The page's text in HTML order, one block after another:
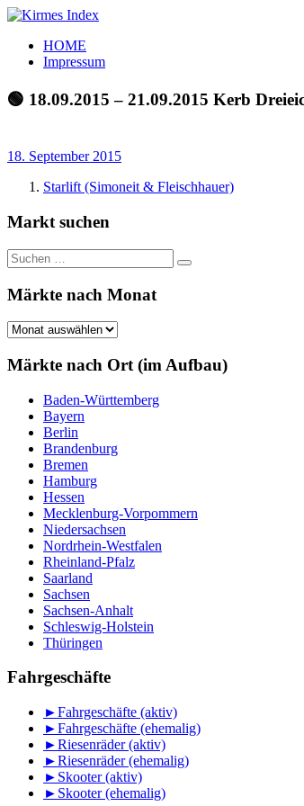
Zum
springen
Kirmes
Index
Tourpläne
der
letzten
HOME
Impressum
🟢 18.09.2015 – 21.09.2015 Kerb
18. September 2015
Starlift (Simoneit & Fleischhauer)
Markt suchen
Suchen
nach:
Suchen
Märkte nach Monat
Märkte
Monat
Märkte nach Ort (im Aufbau)
Baden-Württemberg
Bayern
Berlin
Brandenburg
Bremen
Hamburg
Hessen
Mecklenburg-Vorpommern
Niedersachsen
Nordrhein-Westfalen
Rheinland-Pfalz
Saarland
Sachsen
Sachsen-Anhalt
Schleswig-Holstein
Thüringen
Fahrgeschäfte
►Fahrgeschäfte (aktiv)
►Fahrgeschäfte (ehemalig)
►Riesenräder (aktiv)
►Riesenräder (ehemalig)
► Skooter (aktiv)
► Skooter (ehemalig)